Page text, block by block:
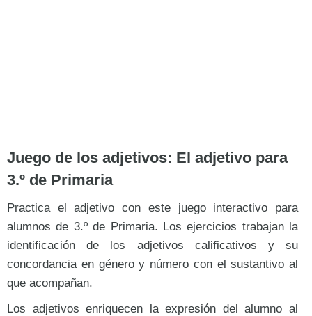
Juego de los adjetivos: El adjetivo para
3.º de Primaria
Practica el adjetivo con este juego interactivo para
alumnos de 3.º de Primaria. Los ejercicios trabajan la
identificación de los adjetivos calificativos y su
concordancia en género y número con el sustantivo al
que acompañan.
Los adjetivos enriquecen la expresión del alumno al